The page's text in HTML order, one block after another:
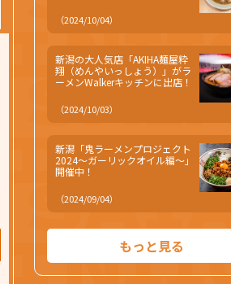
（2024/10/04）
新潟の大人気店「AKIHA麺屋粋
翔（めんやいっしょう）」がラ
ーメンWalkerキッチンに出店！
（2024/10/03）
新潟「鬼ラーメンプロジェクト
2024～ガーリックオイル編～」
開催中！
（2024/09/04）
もっと見る